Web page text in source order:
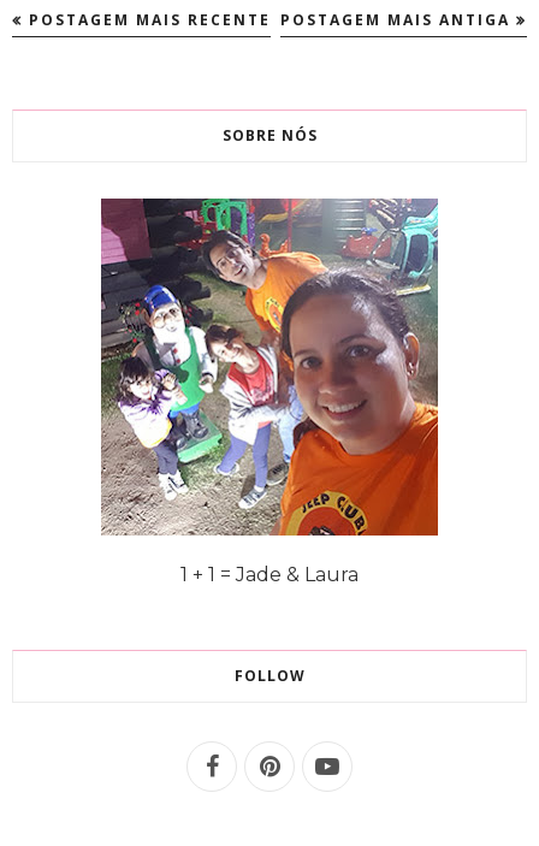
POSTAGEM MAIS RECENTE POSTAGEM MAIS ANTIGA
SOBRE NÓS
1 + 1 = Jade & Laura
FOLLOW